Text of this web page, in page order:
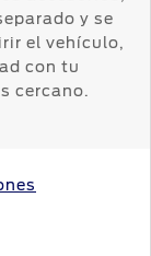
y se
el vehículo,
con tu
cercano.